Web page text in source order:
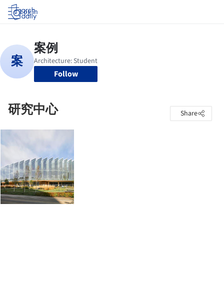
Log in
Follow
研究中心 Share